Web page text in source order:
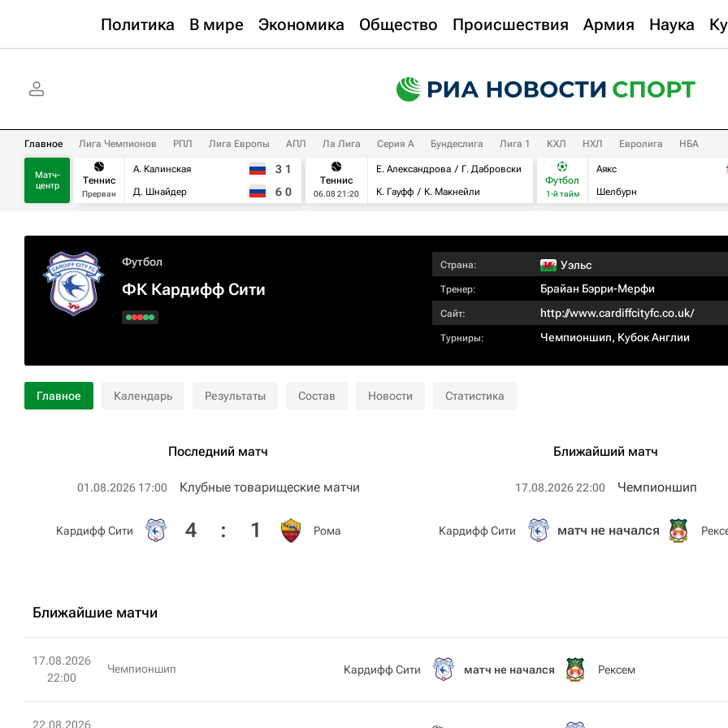
Политика В мире Экономика Общество Происшествия Армия Наука
Главное Лига Чемпионов РПЛ Лига Европы АПЛ Ла Лига Серия А Бундеслига Лига 1 КХЛ НХЛ Евролига НБА
Матч-
центр
Теннис
Прерван
А. Калинская
Д. Шнайдер
3 1
6 0
Теннис
06.08 21:20
Е. Александрова
Г. Дабровски
К. Гауфф
К. Макнейли
Футбол
1-й тайм
Аякс
Шелбурн
Футбол
ФК Кардифф Сити
Страна: Уэльс
Тренер: Брайан Бэрри-Мерфи
Сайт: http://www.cardiffcityfc.co.uk/
Турниры: Чемпионшип, Кубок Англии
Главное Календарь Результаты Состав Новости Статистика
Последний матч
01.08.2026 17:00 Клубные товарищеские матчи
Кардифф Сити 4 : 1 Рома
Ближайший матч
17.08.2026 22:00 Чемпионшип
Кардифф Сити матч не начался
Ближайшие матчи
17.08.2026
22:00
Чемпионшип Кардифф Сити матч не начался Рексем
22.08.2026